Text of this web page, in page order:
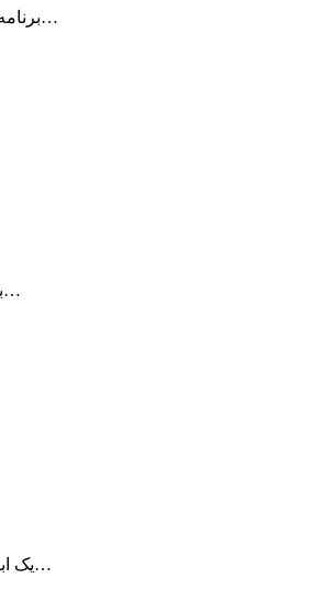
برنامه forecast Bar منتشر شده توسط Forecast.io برنامه ای است که با دسترسی به…
Greeting Card Shop به شما در ساخت کارت های فوق العاده برای مراسم های…
iSmartTrain یک ابزار برای ذخیره کردن و دوره کردن برنامه های ورزشی خود است…